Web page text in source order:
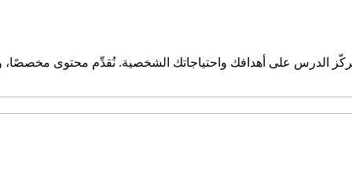
الدرس على أهدافك واحتياجاتك الشخصية. نُقدِّم محتوى مخصصًا،